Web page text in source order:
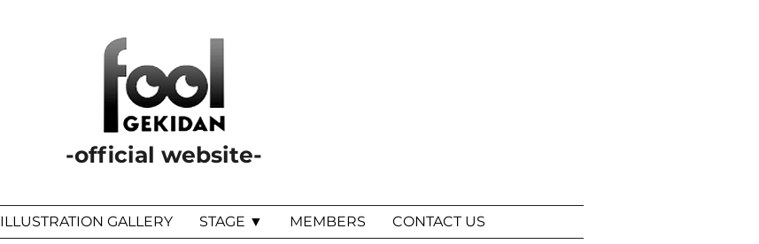
-official website-
ILLUSTRATION GALLERY STAGE ▼ MEMBERS CONTACT US